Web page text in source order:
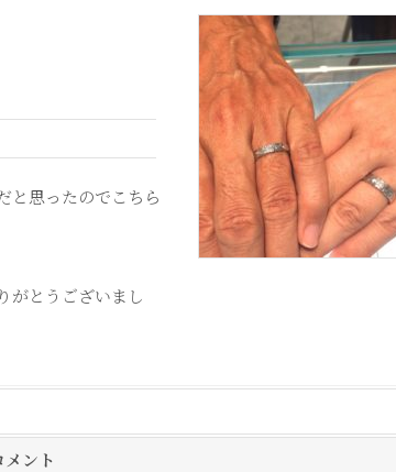
と思ったのでこちら
がとうございまし
ント